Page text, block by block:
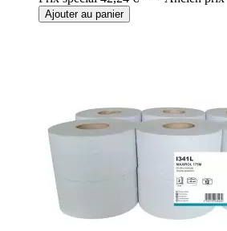
Ajouter au panier